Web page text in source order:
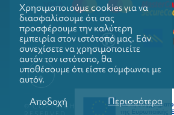
© COPYRIGHTS 2026.
Χρησιμοποιούμε cookies για να
διασφαλίσουμε ότι σας
προσφέρουμε την καλύτερη
εμπειρία στον ιστότοπό μας. Εάν
συνεχίσετε να χρησιμοποιείτε
αυτόν τον ιστότοπο, θα
υποθέσουμε ότι είστε σύμφωνοι με
αυτόν.
Αποδοχή
Περισσότερα